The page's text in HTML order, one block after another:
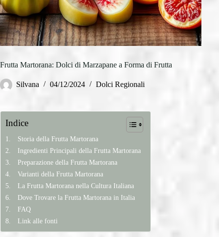
Frutta Martorana: Dolci di Marzapane a Forma di Frutta
Silvana 04/12/2024 Dolci Regionali
Indice
Storia della Frutta Martorana
Ingredienti Principali della Frutta Martorana
Preparazione della Frutta Martorana
Varianti della Frutta Martorana
La Frutta Martorana nella Cultura Italiana
Dove Trovare la Frutta Martorana in Italia
FAQ
Link alle fonti